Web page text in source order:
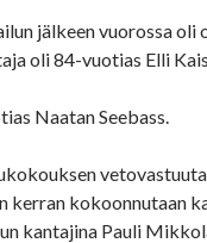
jälkeen vuorossa
oli 84-vuotias Elli
Naatan Seebass.
kerran kokoonnutaan
kantajina Pauli